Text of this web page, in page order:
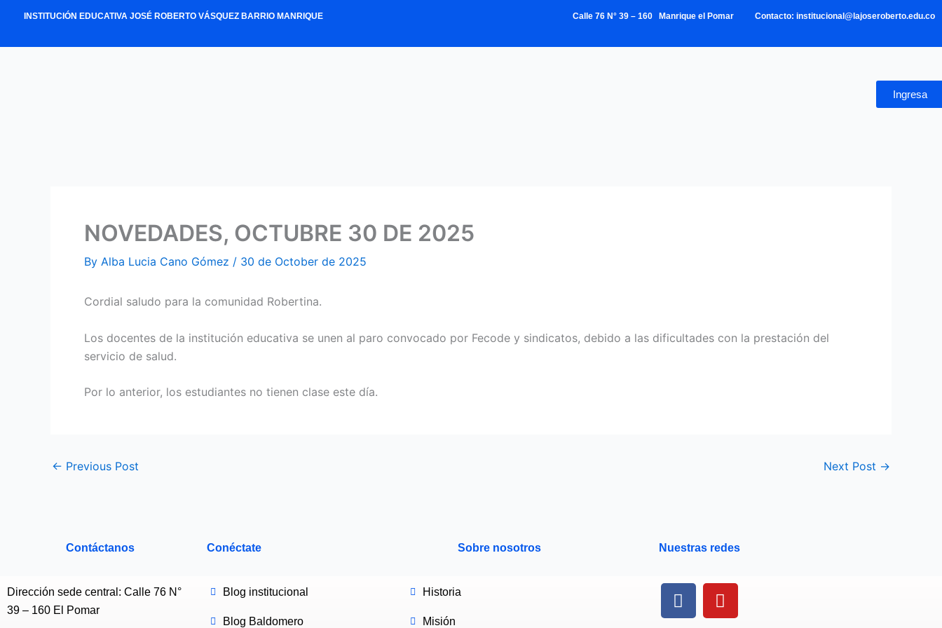
content
INSTITUCIÓN EDUCATIVA JOSÉ ROBERTO VÁSQUEZ BARRIO MANRIQUE Calle 76 N° 39 – 160 Manrique el Pomar Contacto: institucional@lajoseroberto.edu.co
Ingresa
NOVEDADES, OCTUBRE 30 DE 2025
By Alba Lucia Cano Gómez / 30 de October de 2025
Cordial saludo para la comunidad Robertina.
Los docentes de la institución educativa se unen al paro convocado por Fecode y sindicatos, debido a las dificultades con la prestación del
servicio de salud.
Por lo anterior, los estudiantes no tienen clase este día.
← Previous Post Next Post →
Contáctanos Conéctate Sobre nosotros Nuestras redes
Dirección sede central: Calle 76 N°
39 – 160 El Pomar
Blog institucional
Blog Baldomero
Historia
Misión
F
a
Y
o